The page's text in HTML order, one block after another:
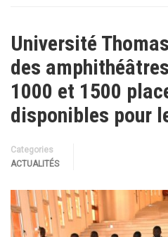
Université
des
1000 et 1500
disponibles pour
Categories
ACTUALITÉS